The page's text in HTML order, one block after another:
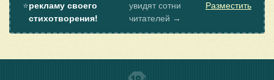
⭐рекламу своего
стихотворения!
увидят сотни
читателей →
Разместить